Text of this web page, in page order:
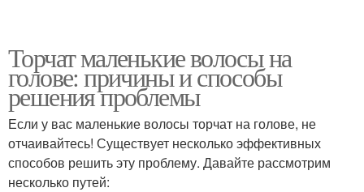
Торчат маленькие волосы на
голове: причины и способы
решения проблемы
Если у вас маленькие волосы торчат на голове, не
отчаивайтесь! Существует несколько эффективных
способов решить эту проблему. Давайте рассмотрим
несколько путей: